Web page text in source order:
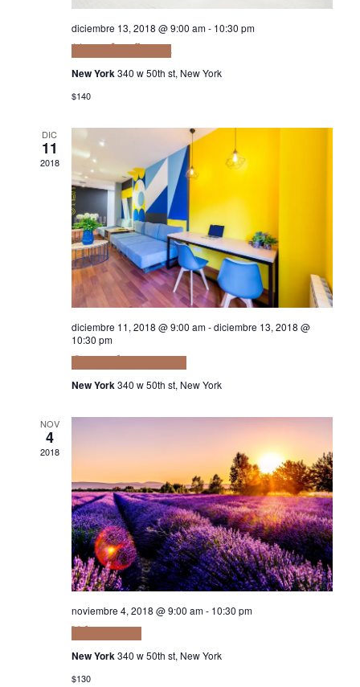
diciembre 13, 2018 @ 9:00 am- 10:30 pm
New York340 w 50th st, New York
$140
DIC
11
2018
diciembre 11, 2018 @ 9:00 am-diciembre 13, 2018 @
10:30 pm
New York340 w 50th st, New York
NOV
4
2018
noviembre 4, 2018 @ 9:00 am- 10:30 pm
New York340 w 50th st, New York
$130